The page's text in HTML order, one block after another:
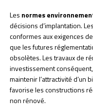
Les normes
décisions d’implantation.
conformes aux exigences
que les futures
obsolètes. Les travaux de
investissement
maintenir l’attractivité d’un
favorise les constructions
non rénové.